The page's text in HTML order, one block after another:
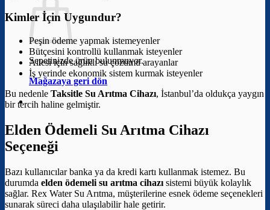
Sepetinizde ürün bulunmuyor.
Mağazaya geri dön
Kimler İçin Uygundur?
Peşin ödeme yapmak istemeyenler
Bütçesini kontrollü kullanmak isteyenler
Ailesi için sağlıklı su çözümü arayanlar
İş yerinde ekonomik sistem kurmak isteyenler
Bu nedenle Taksitle Su Arıtma Cihazı, İstanbul’da oldukça yaygın
bir tercih haline gelmiştir.
Elden Ödemeli Su Arıtma Cihazı
Seçeneği
Bazı kullanıcılar banka ya da kredi kartı kullanmak istemez. Bu
durumda elden ödemeli su arıtma cihazı sistemi büyük kolaylık
sağlar. Rex Water Su Arıtma, müşterilerine esnek ödeme seçenekleri
sunarak süreci daha ulaşılabilir hale getirir.